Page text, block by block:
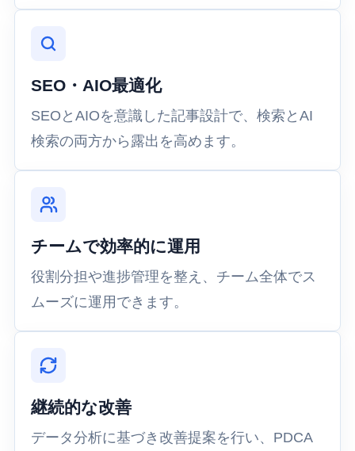
SEO・AIO最適化
SEOとAIOを意識した記事設計で、検索とAI
検索の両方から露出を高めます。
チームで効率的に運用
役割分担や進捗管理を整え、チーム全体でス
ムーズに運用できます。
継続的な改善
データ分析に基づき改善提案を行い、PDCA